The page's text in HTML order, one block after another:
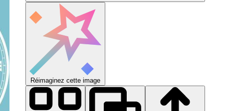
Réimaginez cette image